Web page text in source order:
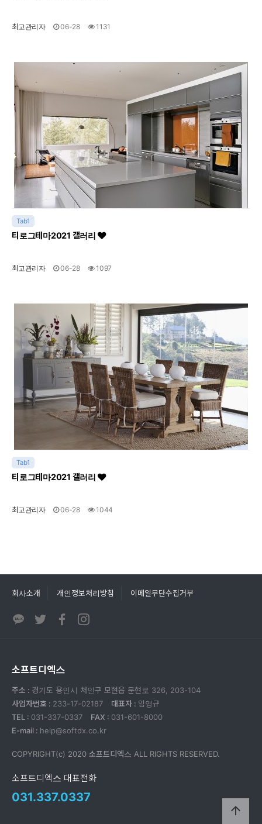
최고관리자 06-28 1131
Tab1
티로그테마2021 갤러리
최고관리자 06-28 1097
Tab1
티로그테마2021 갤러리
최고관리자 06-28 1044
회사소개 개인정보처리방침 이메일무단수집거부
소프트디엑스
주소 : 경기도 용인시 처인구 모현읍 문현로 326, 203-104
사업자번호 : 233-17-02187 대표자 : 임영규
TEL : 031-337-0337 FAX : 031-601-8000
E-mail : help@softdx.co.kr
COPYRIGHT(c) 2020 소프트디엑스 ALL RIGHTS RESERVED.
소프트디엑스 대표전화
031.337.0337
arrow_upward